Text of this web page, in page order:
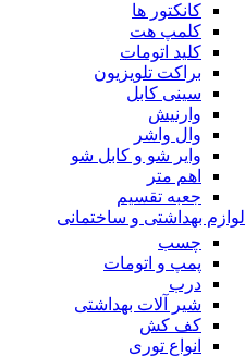
کانکتور ها
کلمپ هت
کلید اتومات
براکت تلویزیون
سینی کابل
وارنیش
وال واشر
وایر شو و کابل شو
اهم متر
جعبه تقسیم
لوازم بهداشتی و ساختمانی
چسب
پمپ و اتومات
درب
شیر آلات بهداشتی
کف کش
انواع توری